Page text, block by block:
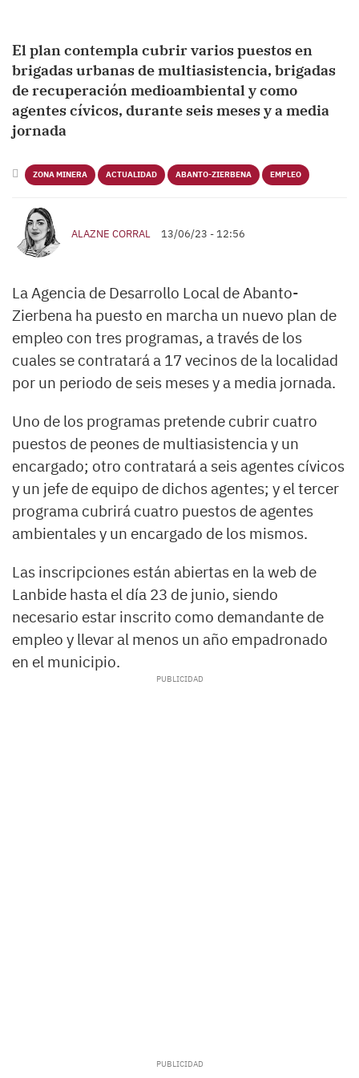
El plan contempla cubrir varios puestos en
brigadas urbanas de multiasistencia, brigadas
de recuperación medioambiental y como
agentes cívicos, durante seis meses y a media
jornada
ZONA MINERA ACTUALIDAD ABANTO-ZIERBENA EMPLEO
ALAZNE CORRAL 13/06/23 - 12:56
La Agencia de Desarrollo Local de Abanto-
Zierbena ha puesto en marcha un nuevo plan de
empleo con tres programas, a través de los
cuales se contratará a 17 vecinos de la localidad
por un periodo de seis meses y a media jornada.
Uno de los programas pretende cubrir cuatro
puestos de peones de multiasistencia y un
encargado; otro contratará a seis agentes cívicos
y un jefe de equipo de dichos agentes; y el tercer
programa cubrirá cuatro puestos de agentes
ambientales y un encargado de los mismos.
Las inscripciones están abiertas en la web de
Lanbide hasta el día 23 de junio, siendo
necesario estar inscrito como demandante de
empleo y llevar al menos un año empadronado
en el municipio.